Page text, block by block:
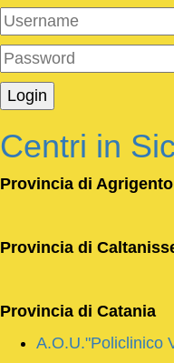
Centri in
Provincia di Agrigento
Provincia di
Provincia di Catania
A.O.U."Policlinico